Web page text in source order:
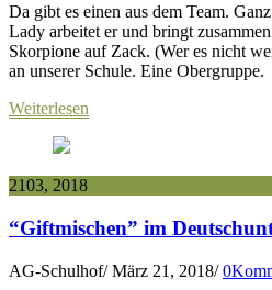
Da gibt es einen aus dem Team.
Lady arbeitet er und bringt
Skorpione auf Zack. (Wer es nicht
an unserer Schule. Eine Obergruppe.
Weiterlesen
2103, 2018
“Giftmischen” im
AG-Schulhof/ März 21, 2018/